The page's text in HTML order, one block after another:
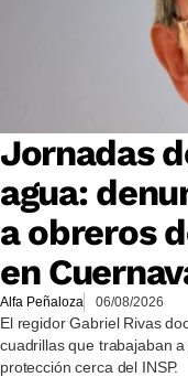
Jornadas
agua:
a obreros
en
Alfa Peñaloza 06/08/2026
El regidor Gabriel Rivas
cuadrillas que trabajaban
protección cerca del INSP.